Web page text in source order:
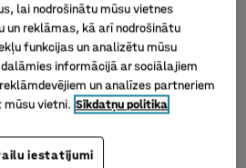
var paveikt vienas stundas
izmantots lietderīgi? Rūpīgi
ir iespējams samazināt
laiku. Precīzāk sakot,
ātrāk un kvalitatīvāk.
un kļūdainu pasūtījumu
apmierinātību.
lai nodrošinātu mūsu vietnes
un reklāmas, kā arī nodrošinātu
funkcijas un analizētu mūsu
informācijā ar sociālajiem
un analīzes partneriem
vietni. Sīkdatņu politika
iestatījumi